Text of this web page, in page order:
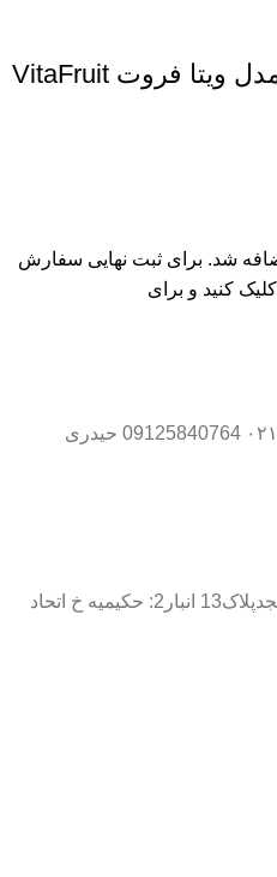
آبمیوه گیری پارس خزر مدل ویتا فروت VitaFruit
شد. برای ثبت نهایی سفارش
کنید و برای